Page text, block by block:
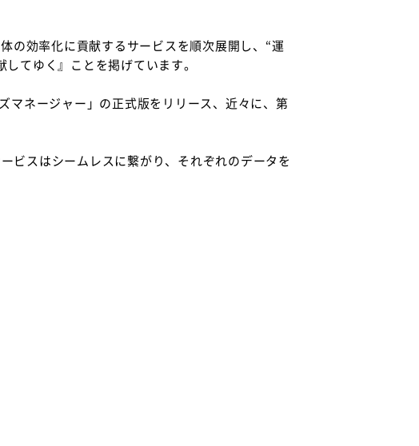
の効率化に貢献するサービスを順次展開し、“運
てゆく』ことを掲げています。
マネージャー」の正式版をリリース、近々に、第
ビスはシームレスに繋がり、それぞれのデータを